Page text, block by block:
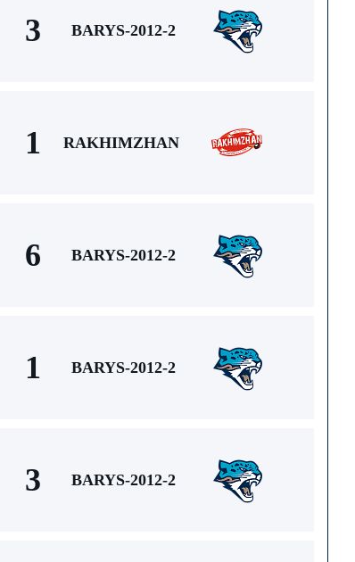
3 BARYS-2012-2
1 RAKHIMZHAN
6 BARYS-2012-2
1 BARYS-2012-2
3 BARYS-2012-2